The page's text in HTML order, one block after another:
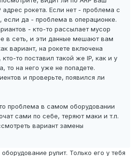
рокета. Если нет - проблема с
если да - проблема в операционке.
- кто-то рассылает мусор
в сеть, и эти данные мешают вам
вариант, на рокете включена
кто-то поставил такой же IP, как и у
то на него уже не попадете.
и проверьте, появился ли
проблема в самом оборудовании
сами по себе, теряют маки и т.п.
вариант замены
рулит. Только его у тебя